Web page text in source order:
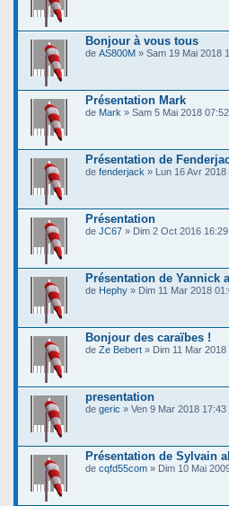
Bonjour à vous tous
de AS800M » Sam 19 Mai 2018
Présentation Mark
de Mark » Sam 5 Mai 2018 07:52
Présentation de
de fenderjack » Lun 16 Avr 2018
Présentation
de JC67 » Dim 2 Oct 2016 16:29
Présentation de Yannick
de Hephy » Dim 11 Mar 2018
Bonjour des caraïbes !
de Ze Bebert » Dim 11 Mar 2018
presentation
de geric » Ven 9 Mar 2018 17:43
Présentation de Sylvain
de cqfd55com » Dim 10 Mai